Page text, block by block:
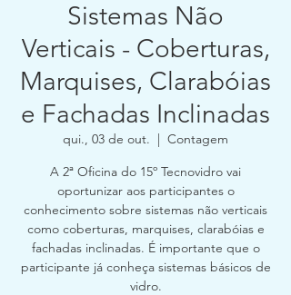
Sistemas Não
Verticais - Coberturas,
Marquises, Clarabóias
e Fachadas Inclinadas
qui., 03 de out.
  |
Contagem
A 2ª Oficina do 15º Tecnovidro vai
oportunizar aos participantes o
conhecimento sobre sistemas não verticais
como coberturas, marquises, clarabóias e
fachadas inclinadas. É importante que o
participante já conheça sistemas básicos de
vidro.